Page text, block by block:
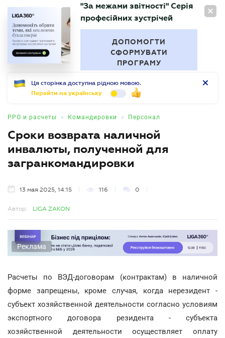
RU
БУХГАЛТЕР
"За межами звітності" Серія
професійних зустрічей
ДОПОМОГТИ
СФОРМУВАТИ
ПРОГРАМУ
Ця сторінка доступна рідною мовою.
Перейти на українську
РРО и расчеты • Командировки • Персонал
Сроки возврата наличной
инвалюты, полученной для
загранкомандировки
13 мая 2025, 14:15 116 0
Автор: LIGA ZAKON
Реклама
Расчеты по ВЭД-договорам (контрактам) в наличной
форме запрещены, кроме случая, когда нерезидент -
субъект хозяйственной деятельности согласно условиям
экспортного договора резидента - субъекта
хозяйственной деятельности осуществляет оплату